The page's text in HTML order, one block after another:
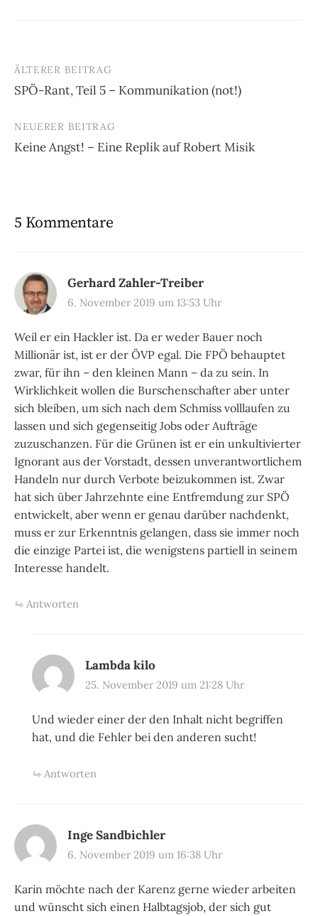
Beitrags-
Navigation
ÄLTERER BEITRAG
SPÖ-Rant, Teil 5 – Kommunikation (not!)
NEUERER BEITRAG
Keine Angst! – Eine Replik auf Robert Misik
5 Kommentare
Gerhard Zahler-Treiber
6. November 2019 um 13:53 Uhr
Weil er ein Hackler ist. Da er weder Bauer noch
Millionär ist, ist er der ÖVP egal. Die FPÖ behauptet
zwar, für ihn – den kleinen Mann – da zu sein. In
Wirklichkeit wollen die Burschenschafter aber unter
sich bleiben, um sich nach dem Schmiss volllaufen zu
lassen und sich gegenseitig Jobs oder Aufträge
zuzuschanzen. Für die Grünen ist er ein unkultivierter
Ignorant aus der Vorstadt, dessen unverantwortlichem
Handeln nur durch Verbote beizukommen ist. Zwar
hat sich über Jahrzehnte eine Entfremdung zur SPÖ
entwickelt, aber wenn er genau darüber nachdenkt,
muss er zur Erkenntnis gelangen, dass sie immer noch
die einzige Partei ist, die wenigstens partiell in seinem
Interesse handelt.
Antworten
Lambda kilo
25. November 2019 um 21:28 Uhr
Und wieder einer der den Inhalt nicht begriffen
hat, und die Fehler bei den anderen sucht!
Antworten
Inge Sandbichler
6. November 2019 um 16:38 Uhr
Karin möchte nach der Karenz gerne wieder arbeiten
und wünscht sich einen Halbtagsjob, der sich gut